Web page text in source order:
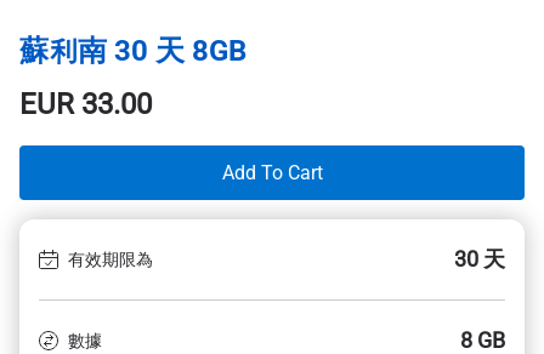
蘇利南 30 天 8GB
EUR33.00
Add To Cart
有效期限為 30 天
數據 8 GB